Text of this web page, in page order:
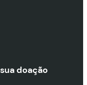
doação